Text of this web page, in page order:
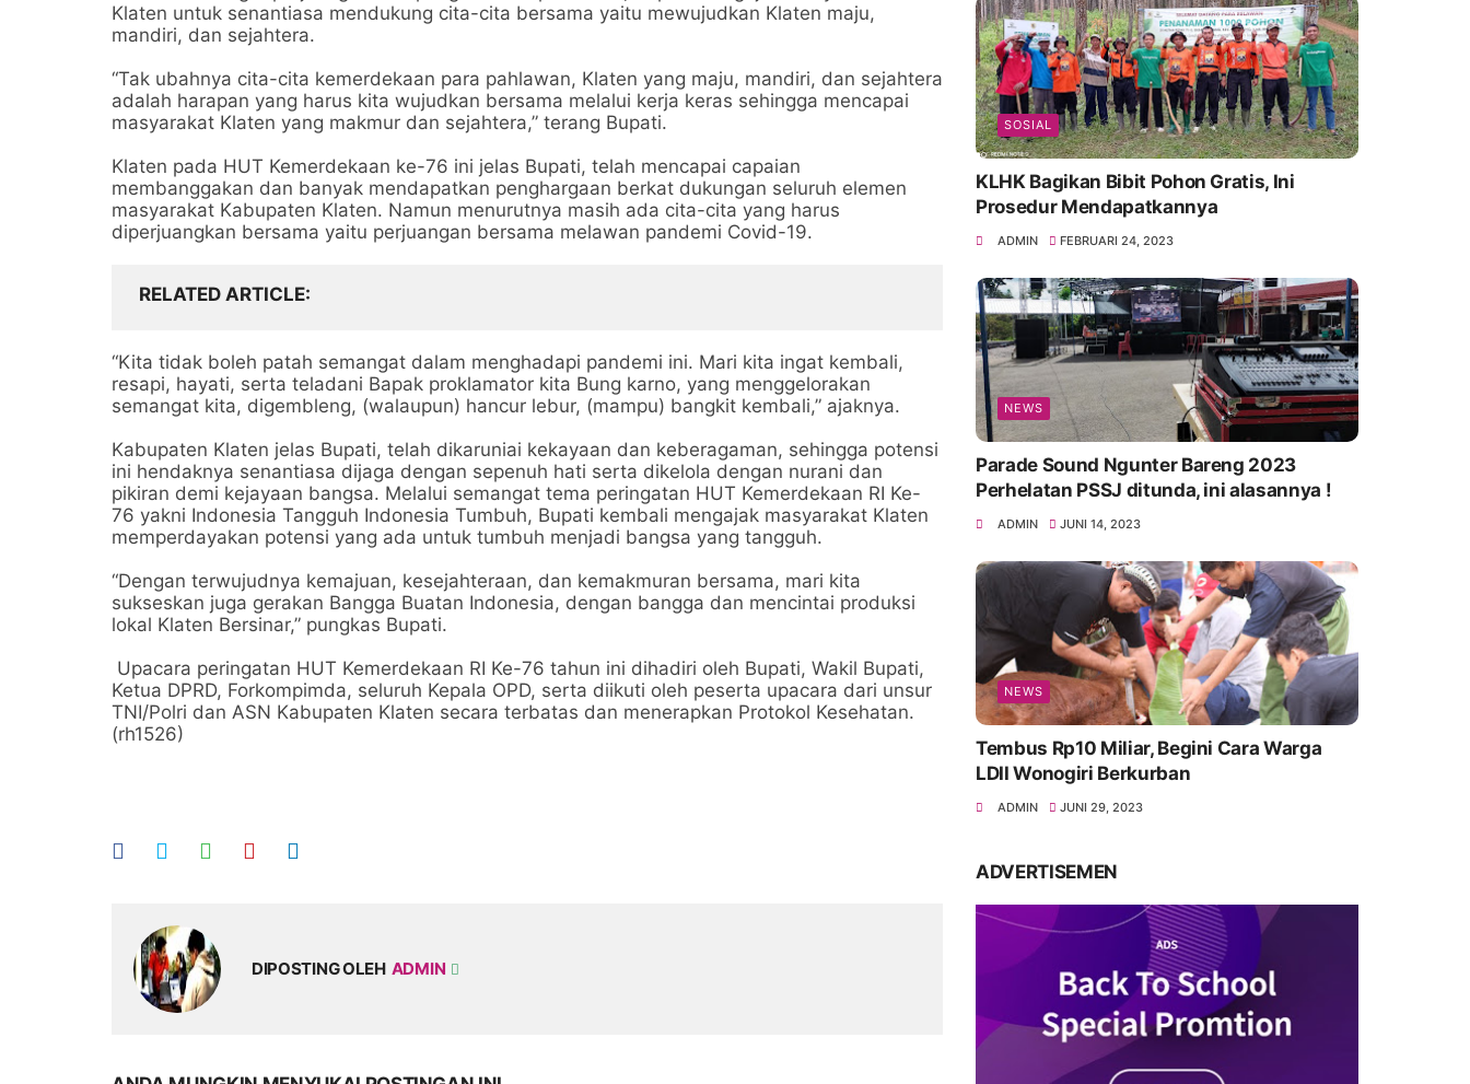
Klaten untuk senantiasa mendukung cita-cita bersama yaitu mewujudkan Klaten maju,
mandiri, dan sejahtera.
“Tak ubahnya cita-cita kemerdekaan para pahlawan, Klaten yang maju, mandiri, dan sejahtera
adalah harapan yang harus kita wujudkan bersama melalui kerja keras sehingga mencapai
masyarakat Klaten yang makmur dan sejahtera,” terang Bupati.
Klaten pada HUT Kemerdekaan ke-76 ini jelas Bupati, telah mencapai capaian
membanggakan dan banyak mendapatkan penghargaan berkat dukungan seluruh elemen
masyarakat Kabupaten Klaten. Namun menurutnya masih ada cita-cita yang harus
diperjuangkan bersama yaitu perjuangan bersama melawan pandemi Covid-19.
RELATED ARTICLE
“Kita tidak boleh patah semangat dalam menghadapi pandemi ini. Mari kita ingat kembali,
resapi, hayati, serta teladani Bapak proklamator kita Bung karno, yang menggelorakan
semangat kita, digembleng, (walaupun) hancur lebur, (mampu) bangkit kembali,” ajaknya.
Kabupaten Klaten jelas Bupati, telah dikaruniai kekayaan dan keberagaman, sehingga potensi
ini hendaknya senantiasa dijaga dengan sepenuh hati serta dikelola dengan nurani dan
pikiran demi kejayaan bangsa. Melalui semangat tema peringatan HUT Kemerdekaan RI Ke-
76 yakni Indonesia Tangguh Indonesia Tumbuh, Bupati kembali mengajak masyarakat Klaten
memperdayakan potensi yang ada untuk tumbuh menjadi bangsa yang tangguh.
“Dengan terwujudnya kemajuan, kesejahteraan, dan kemakmuran bersama, mari kita
sukseskan juga gerakan Bangga Buatan Indonesia, dengan bangga dan mencintai produksi
lokal Klaten Bersinar,” pungkas Bupati.
Upacara peringatan HUT Kemerdekaan RI Ke-76 tahun ini dihadiri oleh Bupati, Wakil Bupati,
Ketua DPRD, Forkompimda, seluruh Kepala OPD, serta diikuti oleh peserta upacara dari unsur
TNI/Polri dan ASN Kabupaten Klaten secara terbatas dan menerapkan Protokol Kesehatan.
(rh1526)
DIPOSTING OLEH ADMIN
SOSIAL
KLHK Bagikan Bibit Pohon Gratis, Ini
Prosedur Mendapatkannya
ADMIN FEBRUARI 24, 2023
NEWS
Parade Sound Ngunter Bareng 2023
Perhelatan PSSJ ditunda, ini alasannya !
ADMIN JUNI 14, 2023
NEWS
Tembus Rp10 Miliar, Begini Cara Warga
LDII Wonogiri Berkurban
ADMIN JUNI 29, 2023
ADVERTISEMEN